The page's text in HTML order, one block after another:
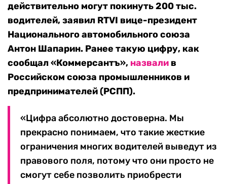
действительно могут покинуть 200 тыс.
водителей, заявил RTVI вице-президент
Национального автомобильного союза
Антон Шапарин. Ранее такую цифру, как
сообщал «Коммерсантъ», назвали в
Российском союза промышленников и
предпринимателей (РСПП).
«Цифра абсолютно достоверна. Мы
прекрасно понимаем, что такие жесткие
ограничения многих водителей выведут из
правового поля, потому что они просто не
смогут себе позволить приобрести